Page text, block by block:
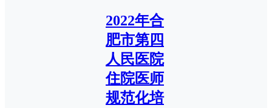
2022年合
肥市第四
人民医院
住院医师
规范化培